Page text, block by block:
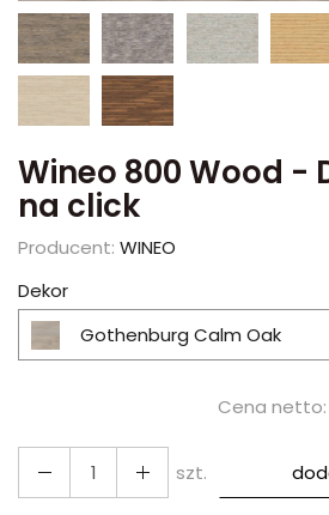
Wineo 800 Wood -
na click
Producent: WINEO
Dekor
Gothenburg Calm Oak
Cena netto:
szt.